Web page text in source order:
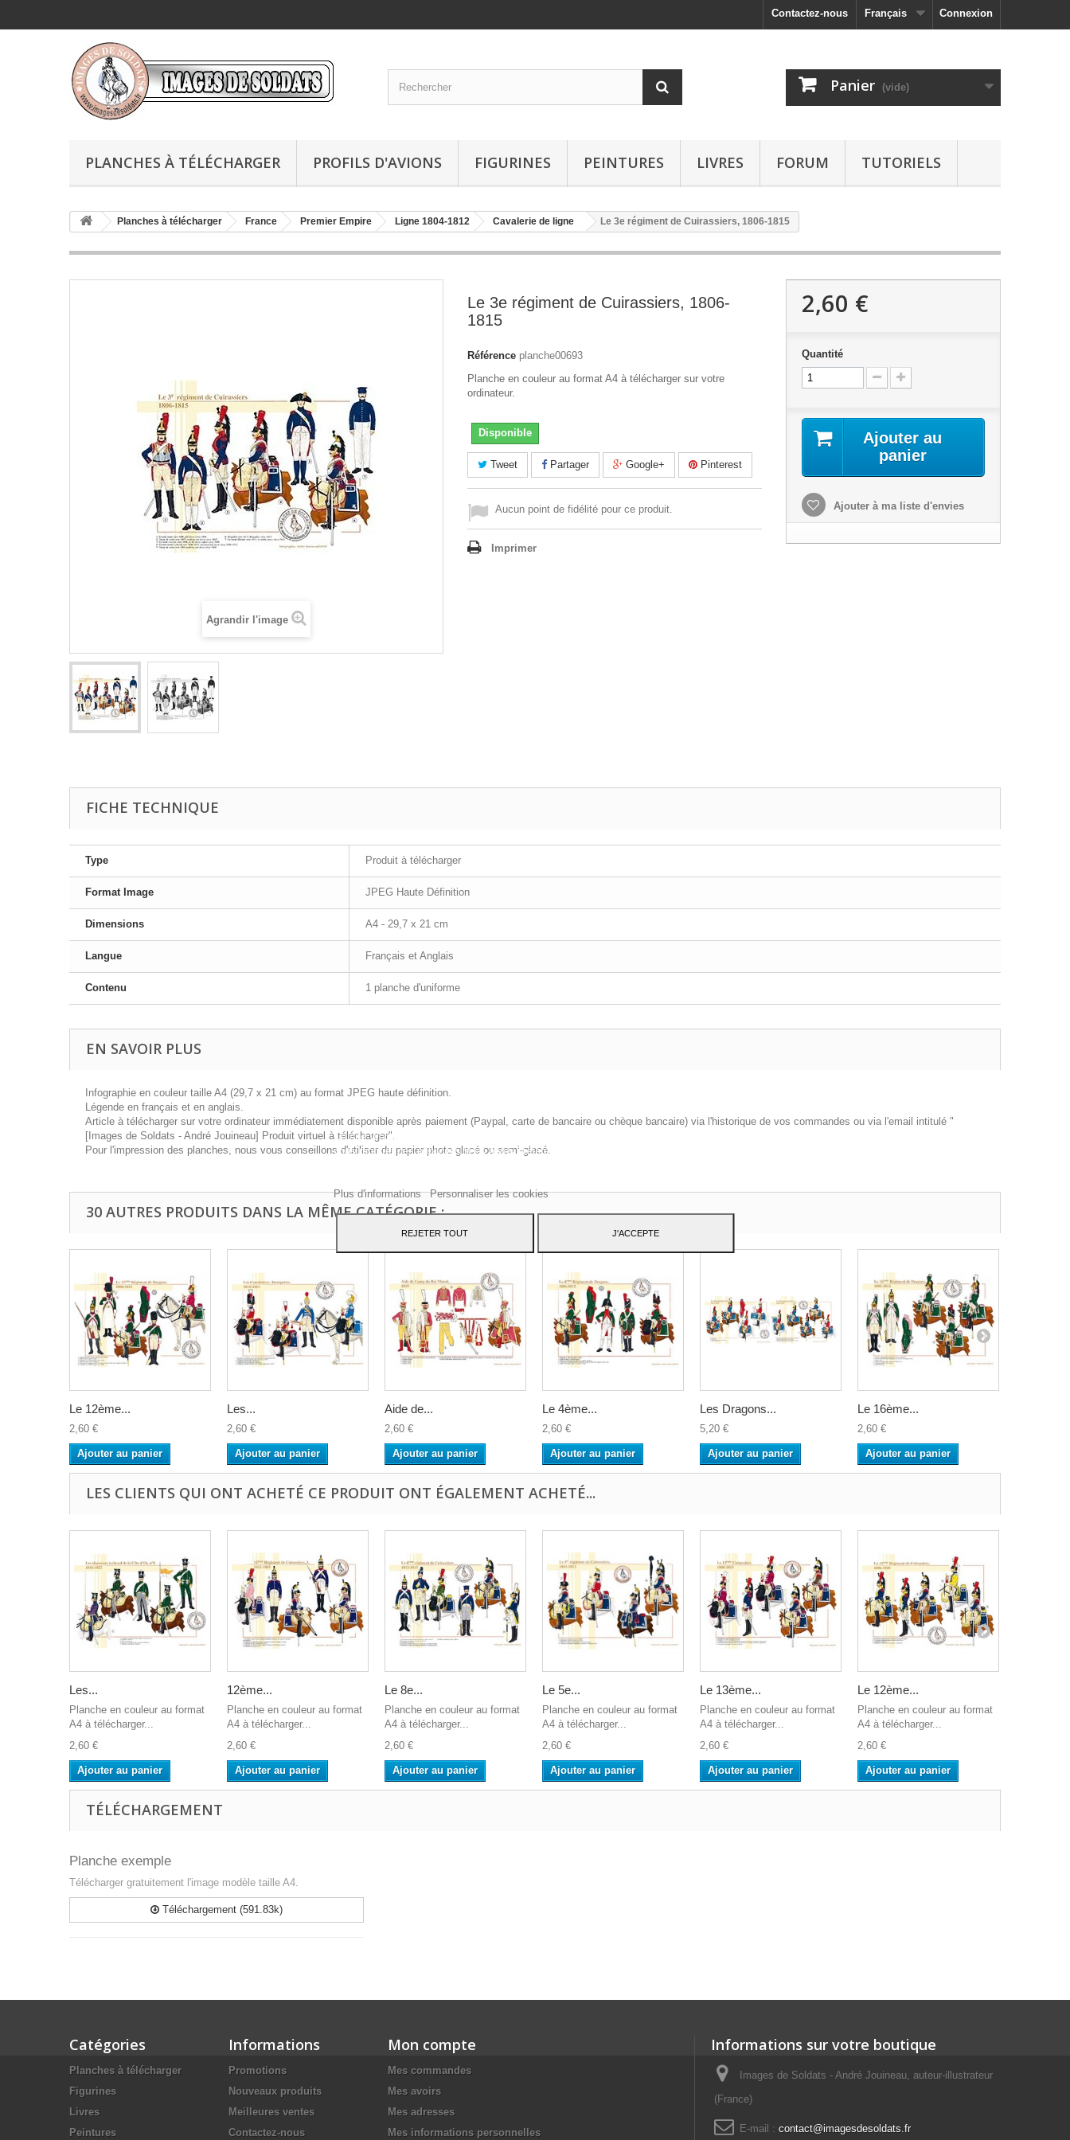
Connexion
Français
Contactez-nous
Panier (vide)
PLANCHES À TÉLÉCHARGER PROFILS D'AVIONS FIGURINES PEINTURES LIVRES FORUM TUTORIELS
Planches à télécharger France Premier Empire Ligne 1804-1812 Cavalerie de ligne Le 3e régiment de Cuirassiers, 1806-1815
Agrandir l'image
Le 3e régiment de Cuirassiers, 1806-
1815
Référence planche00693
Planche en couleur au format A4 à télécharger sur votre
ordinateur.
Disponible
Tweet Partager Google+ Pinterest
Aucun point de fidélité pour ce produit.
Imprimer
2,60 €
Quantité
Ajouter au
panier
Ajouter à ma liste d'envies
FICHE TECHNIQUE
Type Produit à télécharger
Format Image JPEG Haute Définition
Dimensions A4 - 29,7 x 21 cm
Langue Français et Anglais
Contenu 1 planche d'uniforme
EN SAVOIR PLUS
Infographie en couleur taille A4 (29,7 x 21 cm) au format JPEG haute définition.
Légende en français et en anglais.
Article à télécharger sur votre ordinateur immédiatement disponible après paiement (Paypal, carte de bancaire ou chèque bancaire) via l'historique de vos commandes ou via l'email intitulé "
[Images de Soldats - André Jouineau] Produit virtuel à télécharger".
Pour l'impression des planches, nous vous conseillons d'utiliser du papier photo glacé ou semi-glacé.
30 AUTRES PRODUITS DANS LA MÊME CATÉGORIE :
Le 12ème...
2,60 €
Ajouter au panier
Les...
2,60 €
Ajouter au panier
Aide de...
2,60 €
Ajouter au panier
Le 4ème...
2,60 €
Ajouter au panier
Les Dragons...
5,20 €
Ajouter au panier
Le 16ème...
2,60 €
Ajouter au panier
LES CLIENTS QUI ONT ACHETÉ CE PRODUIT ONT ÉGALEMENT ACHETÉ...
Les...
Planche en couleur au format
A4 à télécharger...
2,60 €
Ajouter au panier
12ème...
Planche en couleur au format
A4 à télécharger...
2,60 €
Ajouter au panier
Le 8e...
Planche en couleur au format
A4 à télécharger...
2,60 €
Ajouter au panier
Le 5e...
Planche en couleur au format
A4 à télécharger...
2,60 €
Ajouter au panier
Le 13ème...
Planche en couleur au format
A4 à télécharger...
2,60 €
Ajouter au panier
Le 12ème...
Planche en couleur au format
A4 à télécharger...
2,60 €
Ajouter au panier
TÉLÉCHARGEMENT
Planche exemple
Télécharger gratuitement l'image modèle taille A4.
Téléchargement (591.83k)
Catégories
Planches à télécharger
Figurines
Livres
Peintures
Informations
Promotions
Nouveaux produits
Meilleures ventes
Contactez-nous
Mon compte
Mes commandes
Mes avoirs
Mes adresses
Mes informations personnelles
Informations sur votre boutique
Images de Soldats - André Jouineau, auteur-illustrateur
(France)
E-mail : contact@imagesdesoldats.fr
Ce site Web utilise ses propres cookies et ceux de tiers pour améliorer nos services et
vous montrer des publicités liées à vos préférences en analysant vos habitudes de
Plus d'informations Personnaliser les cookies
REJETER TOUT J'ACCEPTE